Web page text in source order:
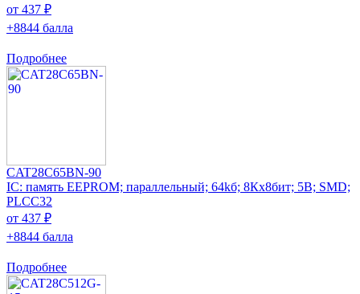
от 437 ₽
+8844 балла
Подробнее
CAT28C65BN-90
IC: память EEPROM; параллельный; 64kб; 8Кx8бит; 5В; SMD;
PLCC32
от 437 ₽
+8844 балла
Подробнее